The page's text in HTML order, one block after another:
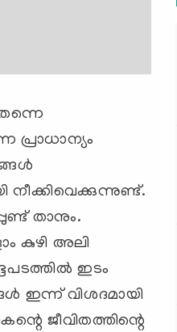
പ്രാധാന്യം
താനും.
കുഴി അലി
ഇടം
ഇന്ന് വിശദമായി
ജീവിതത്തിന്റെ